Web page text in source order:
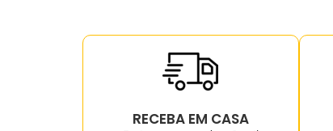
RECEBA EM CASA